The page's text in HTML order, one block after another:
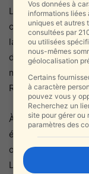
Les expressions
collaborateurs ont
la révolution de
de Viktor
marionnette russe
Russie.
À Lviv, ville natale
également eu lieu
ont participé, dont
Lviv. Lui et
Vos données à
informations
uniques et autres
consultées par
ou utilisées
nous-mêmes
géolocalisation
Certains
à caractère
pouvez vous y
Recherchez un
site pour gérer ou
paramètres des